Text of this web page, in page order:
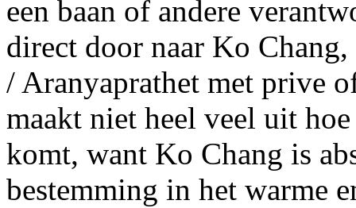
een baan of andere
direct door naar Ko
/ Aranyaprathet met prive
maakt niet heel veel uit
komt, want Ko Chang is
bestemming in het warme